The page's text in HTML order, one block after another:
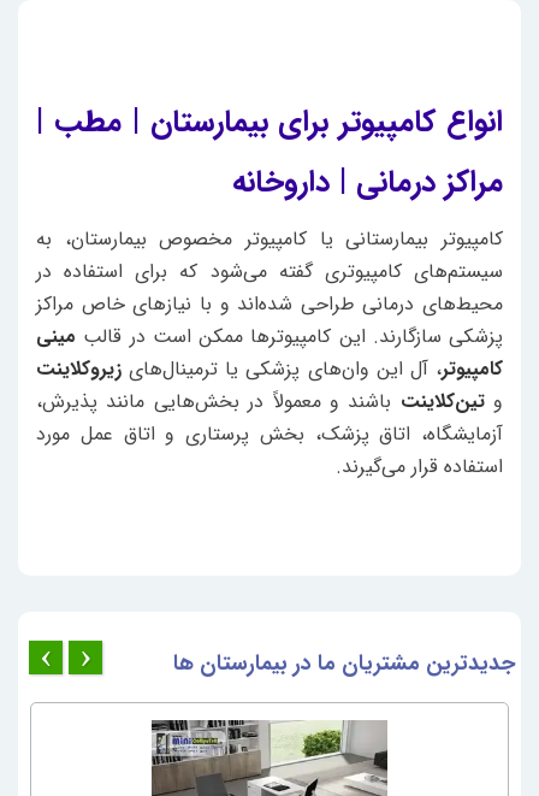
انواع کامپیوتر برای بیمارستان | مطب |
مراکز درمانی | داروخانه
کامپیوتر بیمارستانی یا کامپیوتر مخصوص بیمارستان، به
سیستم‌های کامپیوتری گفته می‌شود که برای استفاده در
محیط‌های درمانی طراحی شده‌اند و با نیازهای خاص مراکز
پزشکی سازگارند. این کامپیوترها ممکن است در قالب مینی
کامپیوتر، آل‌ این ‌وان‌های پزشکی یا ترمینال‌های زیروکلاینت
وتین‌کلاینت باشند و معمولاً در بخش‌هایی مانند پذیرش،
آزمایشگاه، اتاق پزشک، بخش پرستاری و اتاق عمل مورد
استفاده قرار می‌گیرند.
جدیدترین مشتریان ما در بیمارستان ها